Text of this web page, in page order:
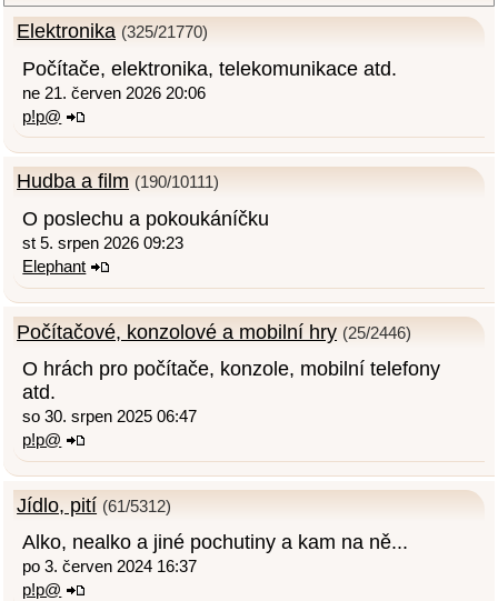
Elektronika (325/21770)
Počítače, elektronika, telekomunikace atd.
ne 21. červen 2026 20:06
p!p@
Hudba a film (190/10111)
O poslechu a pokoukáníčku
st 5. srpen 2026 09:23
Elephant
Počítačové, konzolové a mobilní hry (25/2446)
O hrách pro počítače, konzole, mobilní telefony
atd.
so 30. srpen 2025 06:47
p!p@
Jídlo, pití (61/5312)
Alko, nealko a jiné pochutiny a kam na ně...
po 3. červen 2024 16:37
p!p@